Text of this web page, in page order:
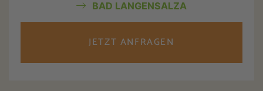
BAD LANGENSALZA
JETZT ANFRAGEN